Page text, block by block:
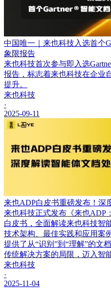
中国唯一｜来也科技入选首个
象限报告
来也科技首次参与即入选
报告，标志着来也科技在企业
提升。
来也科技
·
2025-09-11
来也ADP白皮书重磅发布！深
来也科技正式发布《来也ADP
白皮书，全面解读来也科技智
技术架构、最佳实践和应用案
提供了从“识别”到“理解”的文
传统解决方案的局限，迈入智
来也科技
·
2025-11-04